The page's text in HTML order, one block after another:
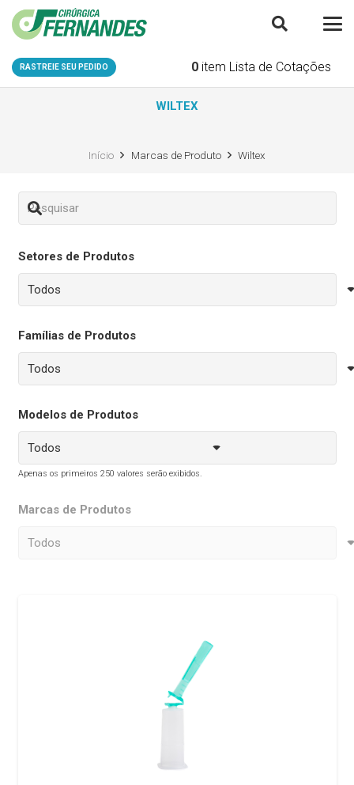
RASTREIE SEU PEDIDO 0 item Lista de Cotações
WILTEX
Início Marcas de Produto Wiltex
Setores de Produtos
Famílias de Produtos
Modelos de Produtos
Apenas os primeiros 250 valores serão exibidos.
Marcas de Produtos